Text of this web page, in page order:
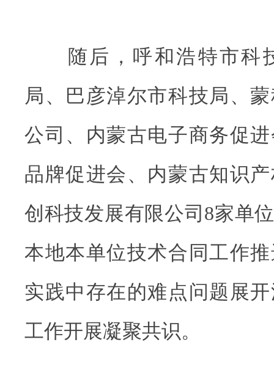
随后，呼和浩特市科
局、巴彦淖尔市科技局、
公司、内蒙古电子商务促
品牌促进会、内蒙古知识
创科技发展有限公司8家单
本地本单位技术合同工作
实践中存在的难点问题展
工作开展凝聚共识。